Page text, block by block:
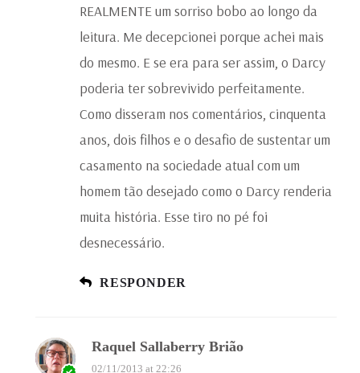
REALMENTE um sorriso bobo ao longo da
leitura. Me decepcionei porque achei mais
do mesmo. E se era para ser assim, o Darcy
poderia ter sobrevivido perfeitamente.
Como disseram nos comentários, cinquenta
anos, dois filhos e o desafio de sustentar um
casamento na sociedade atual com um
homem tão desejado como o Darcy renderia
muita história. Esse tiro no pé foi
desnecessário.
RESPONDER
Raquel Sallaberry Brião
02/11/2013 at 22:26